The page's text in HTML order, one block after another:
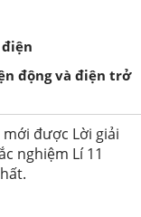
động và điện trở
được Lời giải
nghiệm Lí 11